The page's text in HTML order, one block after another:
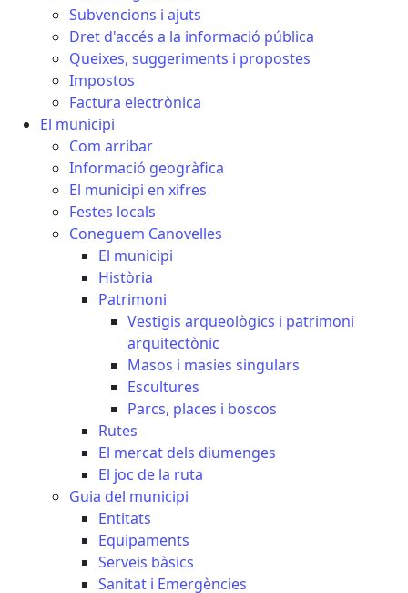
Subvencions i ajuts
Dret d'accés a la informació pública
Queixes, suggeriments i propostes
Impostos
Factura electrònica
El municipi
Com arribar
Informació geogràfica
El municipi en xifres
Festes locals
Coneguem Canovelles
El municipi
Història
Patrimoni
Vestigis arqueològics i patrimoni
arquitectònic
Masos i masies singulars
Escultures
Parcs, places i boscos
Rutes
El mercat dels diumenges
El joc de la ruta
Guia del municipi
Entitats
Equipaments
Serveis bàsics
Sanitat i Emergències